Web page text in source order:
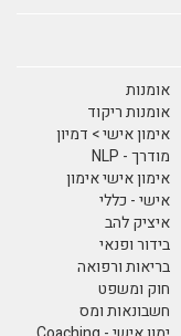
אומנות
אומנות ריקוד
אימון אישי > דמיון
מודרך - NLP
אימון אישי אימון
אישי - כללי
איציק להב
בידור ופנאי
בריאות ורפואה
חוק ומשפט
חשבונאות ומס